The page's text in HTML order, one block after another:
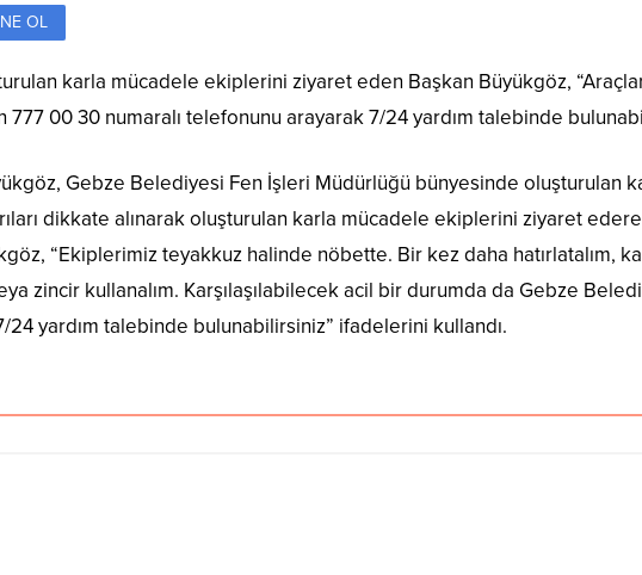
OL
karla mücadele ekiplerini ziyaret eden Başkan Büyükgöz,
777 00 30 numaralı telefonunu arayarak 7/24 yardım talebinde
Gebze Belediyesi Fen İşleri Müdürlüğü bünyesinde oluşturulan
dikkate alınarak oluşturulan karla mücadele ekiplerini ziyaret
“Ekiplerimiz teyakkuz halinde nöbette. Bir kez daha hatırlatalım,
zincir kullanalım. Karşılaşılabilecek acil bir durumda da Gebze
24 yardım talebinde bulunabilirsiniz” ifadelerini kullandı.